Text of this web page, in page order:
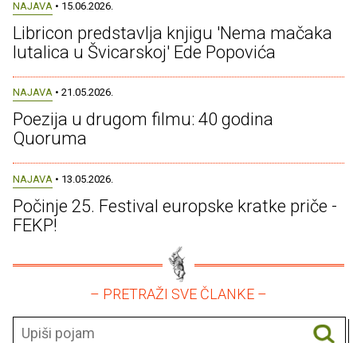
NAJAVA • 15.06.2026.
Libricon predstavlja knjigu 'Nema mačaka
lutalica u Švicarskoj' Ede Popovića
NAJAVA • 21.05.2026.
Poezija u drugom filmu: 40 godina
Quoruma
NAJAVA • 13.05.2026.
Počinje 25. Festival europske kratke priče -
FEKP!
– PRETRAŽI SVE ČLANKE –